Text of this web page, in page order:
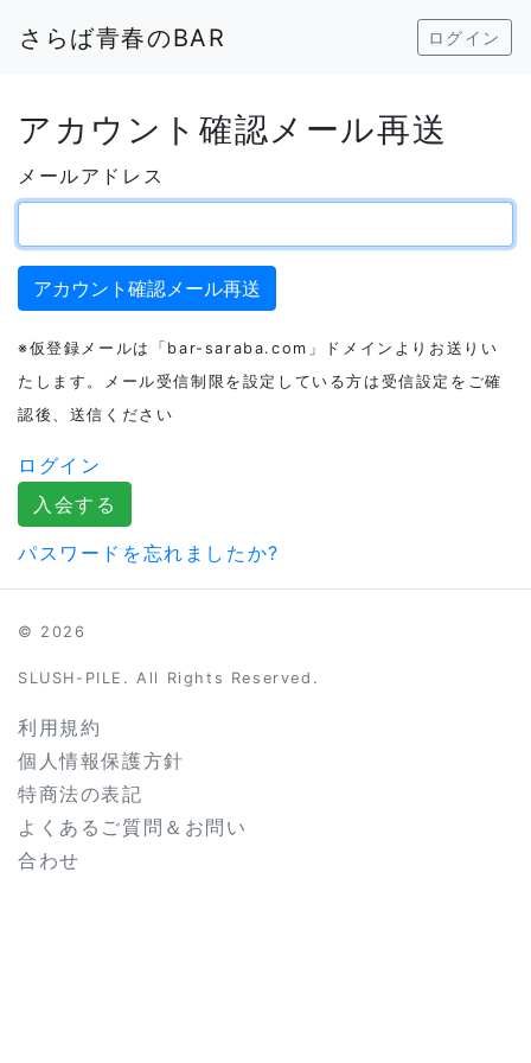
さらば青春のBAR ログイン
アカウント確認メール再送
メールアドレス
※仮登録メールは「bar-saraba.com」ドメインよりお送りい
たします。メール受信制限を設定している方は受信設定をご確
認後、送信ください
ログイン
入会する
パスワードを忘れましたか?
© 2026
SLUSH-PILE. All Rights Reserved.
利用規約
個人情報保護方針
特商法の表記
よくあるご質問＆お問い
合わせ